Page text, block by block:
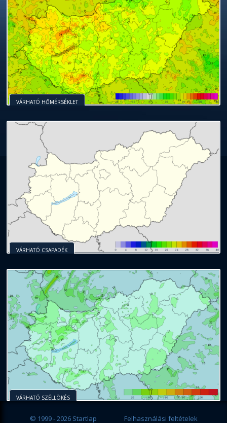
VÁRHATÓ HŐMÉRSÉKLET
VÁRHATÓ CSAPADÉK
VÁRHATÓ SZÉLLÖKÉS
© 1999 - 2026 Startlap Felhasználási feltételek